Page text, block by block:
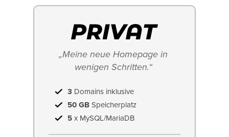
„Meine neue Homepage in
wenigen Schritten.“
3 Domains inklusive
50 GB Speicherplatz
5 x MySQL/MariaDB